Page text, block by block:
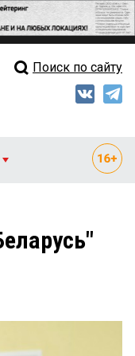
выпуск
Поиск по сайту